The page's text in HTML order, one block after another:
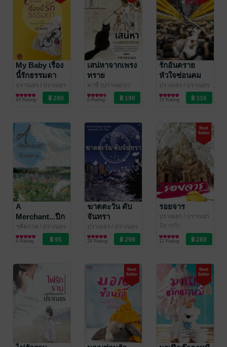
My Baby เรื่อง
นี้รักธรรมดา
ปราณธร / ปราณธร
/ คาซี / ฯคีตกาล
นิยายรัก
43 Rating
เสน่หาจากเพรง
ทราย
คาซี (ปราณธร) /
ปราณธร / คาซี / ฯ
คีตกาล
นิยายแฟนตาซี
6 Rating
รักอันตราย
หัวใจซ่อนคม
ปราณธร/ ปราณธร
/ คาซี / ฯคีตกาล
นิยายรัก
23 Rating
A
Merchant...ปีก
แห่งคารูด
ฯคีตกาล / ปราณธร
/ คาซี / ฯคีตกาล
นิยายแฟนตาซี
4 Rating
ฆาตตะวัน ดับ
จันทรา
ปราณธร / ปราณธร
/ คาซี / ฯคีตกาล
นิยายผจญภัย/บู๊แอก
ชัน
28 Rating
รอยจาร
ปราณธร/ ปราณธร
/ คาซี / ฯคีตกาล
นิยายรัก
12 Rating